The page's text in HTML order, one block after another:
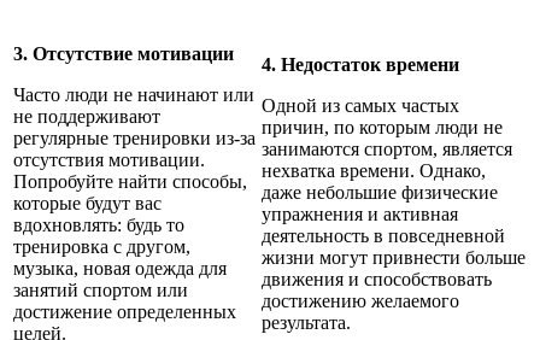
3. Отсутствие мотивации
Часто люди не начинают или
не поддерживают
регулярные тренировки из-за
отсутствия мотивации.
Попробуйте найти способы,
которые будут вас
вдохновлять: будь то
тренировка с другом,
музыка, новая одежда для
занятий спортом или
достижение определенных
целей.
4. Недостаток времени
Одной из самых частых
причин, по которым люди не
занимаются спортом, является
нехватка времени. Однако,
даже небольшие физические
упражнения и активная
деятельность в повседневной
жизни могут привнести больше
движения и способствовать
достижению желаемого
результата.